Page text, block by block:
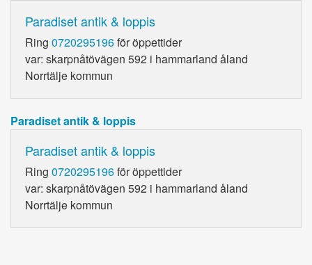
Paradiset antik & loppis
Ring 0720295196för öppettider
var: skarpnåtövägen 592 i hammarland åland
Norrtälje kommun
Paradiset antik & loppis
Paradiset antik & loppis
Ring 0720295196för öppettider
var: skarpnåtövägen 592 i hammarland åland
Norrtälje kommun